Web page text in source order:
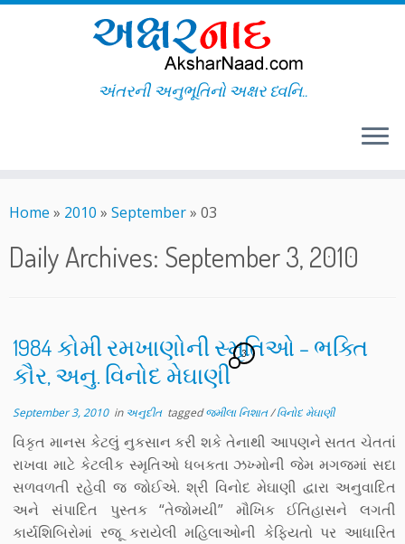
to
અંતરની અનુભૂતિનો અક્ષર ધ્વનિ..
Home » 2010 » September» 03
Daily Archives: September 3, 2010
1984 કોમી રમખાણોની સ્મૃતિઓ – ભક્તિ
કૌર, અનુ. વિનોદ મેઘાણી
3
September 3, 2010in અનુદીત taggedજમીલા નિશાત/વિનોદ મેઘાણી
વિકૃત માનસ કેટલું નુકસાન કરી શકે તેનાથી આપણને સતત ચેતતાં
રાખવા માટે કેટલીક સ્મૃતિઓ ધબકતા ઝખ્મોની જેમ મગજમાં સદા
સળવળતી રહેવી જ જોઈએ. શ્રી વિનોદ મેઘાણી દ્વારા અનુવાદિત
અને સંપાદિત પુસ્તક “તેજોમયી” મૌખિક ઈતિહાસને લગતી
કાર્યશિબિરોમાં રજૂ કરાયેલી મહિલાઓની કેફિયતો પર આધારિત